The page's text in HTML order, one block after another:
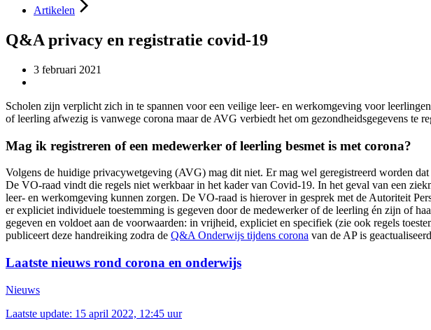
Artikelen
Q&A privacy en registratie covid-19
3 februari 2021
Scholen zijn verplicht zich in te spannen voor een veilige leer- en werkomgeving voor
of leerling afwezig is vanwege corona maar de AVG verbiedt het om gezondheidsgegevens te
Mag ik registreren of een medewerker of leerling besmet is met corona?
Volgens de huidige privacywetgeving (AVG) mag dit niet. Er mag wel geregistreerd worden
De VO-raad vindt die regels niet werkbaar in het kader van Covid-19. In het geval van een
leer- en werkomgeving kunnen zorgen. De VO-raad is hierover in gesprek met de Autoriteit
er expliciet individuele toestemming is gegeven door de medewerker of de leerling én zijn of
gegeven en voldoet aan de voorwaarden: in vrijheid, expliciet en specifiek (zie ook regels
publiceert deze handreiking zodra de Q&A Onderwijs tijdens corona van de AP is
Laatste nieuws rond corona en onderwijs
Nieuws
Laatste update: 15 april 2022, 12:45 uur